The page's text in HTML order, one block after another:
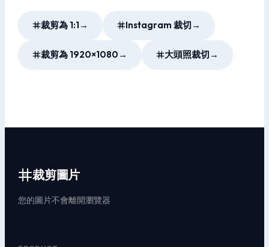
裁剪為 1:1 → Instagram 裁切 →
裁剪為 1920×1080 → 大頭照裁切 →
裁剪圖片
您的圖片不會離開瀏覽器